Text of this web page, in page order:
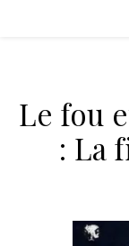
Le fou
: La